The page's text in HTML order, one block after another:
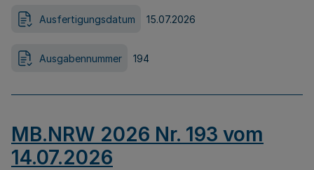
Ausfertigungsdatum 15.07.2026
Ausgabennummer 194
MB.NRW 2026 Nr. 193 vom
14.07.2026